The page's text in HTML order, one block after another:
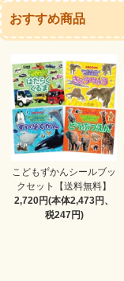
おすすめ商品
こどもずかんシールブッ
クセット【送料無料】
2,720円(本体2,473円、
税247円)